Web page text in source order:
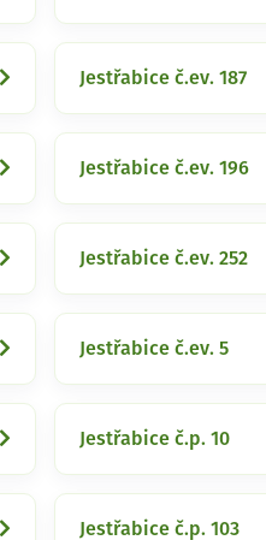
Jestřabice č.ev. 187
Jestřabice č.ev. 196
Jestřabice č.ev. 252
Jestřabice č.ev. 5
Jestřabice č.p. 10
Jestřabice č.p. 103